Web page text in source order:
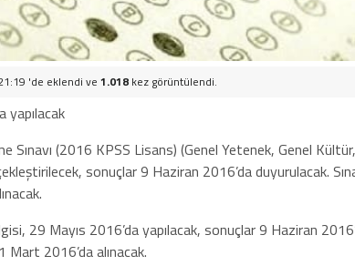
'de eklendi ve 1.018 kez görüntülendi.
yapılacak
Sınavı (2016 KPSS Lisans) (Genel Yetenek, Genel
sonuçlar 9 Haziran 2016’da duyurulacak.
29 Mayıs 2016’da yapılacak, sonuçlar 9 Haziran
Mart 2016’da alınacak.